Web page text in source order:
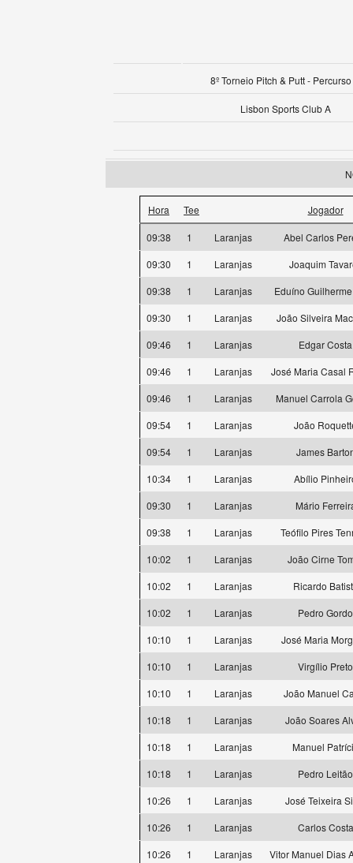
8º Torneio Pitch & Putt -
Lisbon Sports Club A
Hora Tee Jogador
09:38 1 Laranjas
Abel Carlos
09:30
1 Laranjas
Joaquim
09:38
1 Laranjas
Eduíno
09:30
1 Laranjas
João Silveira
09:46
1 Laranjas
Edgar Costa
09:46
1 Laranjas
José Maria Casal
09:46
1 Laranjas
Manuel Carrola
09:54
1 Laranjas
João
09:54
1 Laranjas
James
10:34
1 Laranjas
Abílio
09:30
1 Laranjas
Mário
09:38
1 Laranjas
Teófilo Pires
10:02
1 Laranjas
João Cirne
10:02
1 Laranjas
Ricardo
10:02
1 Laranjas
Pedro Gordo
10:10
1 Laranjas
José Maria
10:10
1 Laranjas
Virgílio Preto
10:10
1 Laranjas
João Manuel
10:18
1 Laranjas
João Soares
10:18
1 Laranjas
Manuel
10:18
1 Laranjas
Pedro Leitão
10:26
1 Laranjas
José Teixeira
10:26
1 Laranjas
Carlos Costa
10:26
1 Laranjas
Vitor Manuel Dias